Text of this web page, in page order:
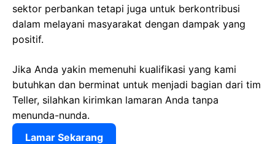
sektor perbankan tetapi juga untuk berkontribusi
dalam melayani masyarakat dengan dampak yang
positif.
Jika Anda yakin memenuhi kualifikasi yang kami
butuhkan dan berminat untuk menjadi bagian dari tim
Teller, silahkan kirimkan lamaran Anda tanpa
menunda-nunda.
Lamar Sekarang